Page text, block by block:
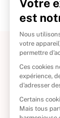
À
Qui